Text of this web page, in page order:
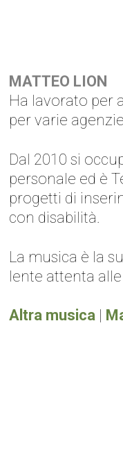
MATTEO LION
Ha lavorato per
per varie
Dal 2010 si
personale ed è
progetti di
con disabilità.
La musica è la
lente attenta
Altra musica |